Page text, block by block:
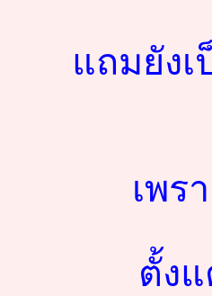
แถมยังเ
เพร
ตั้ง